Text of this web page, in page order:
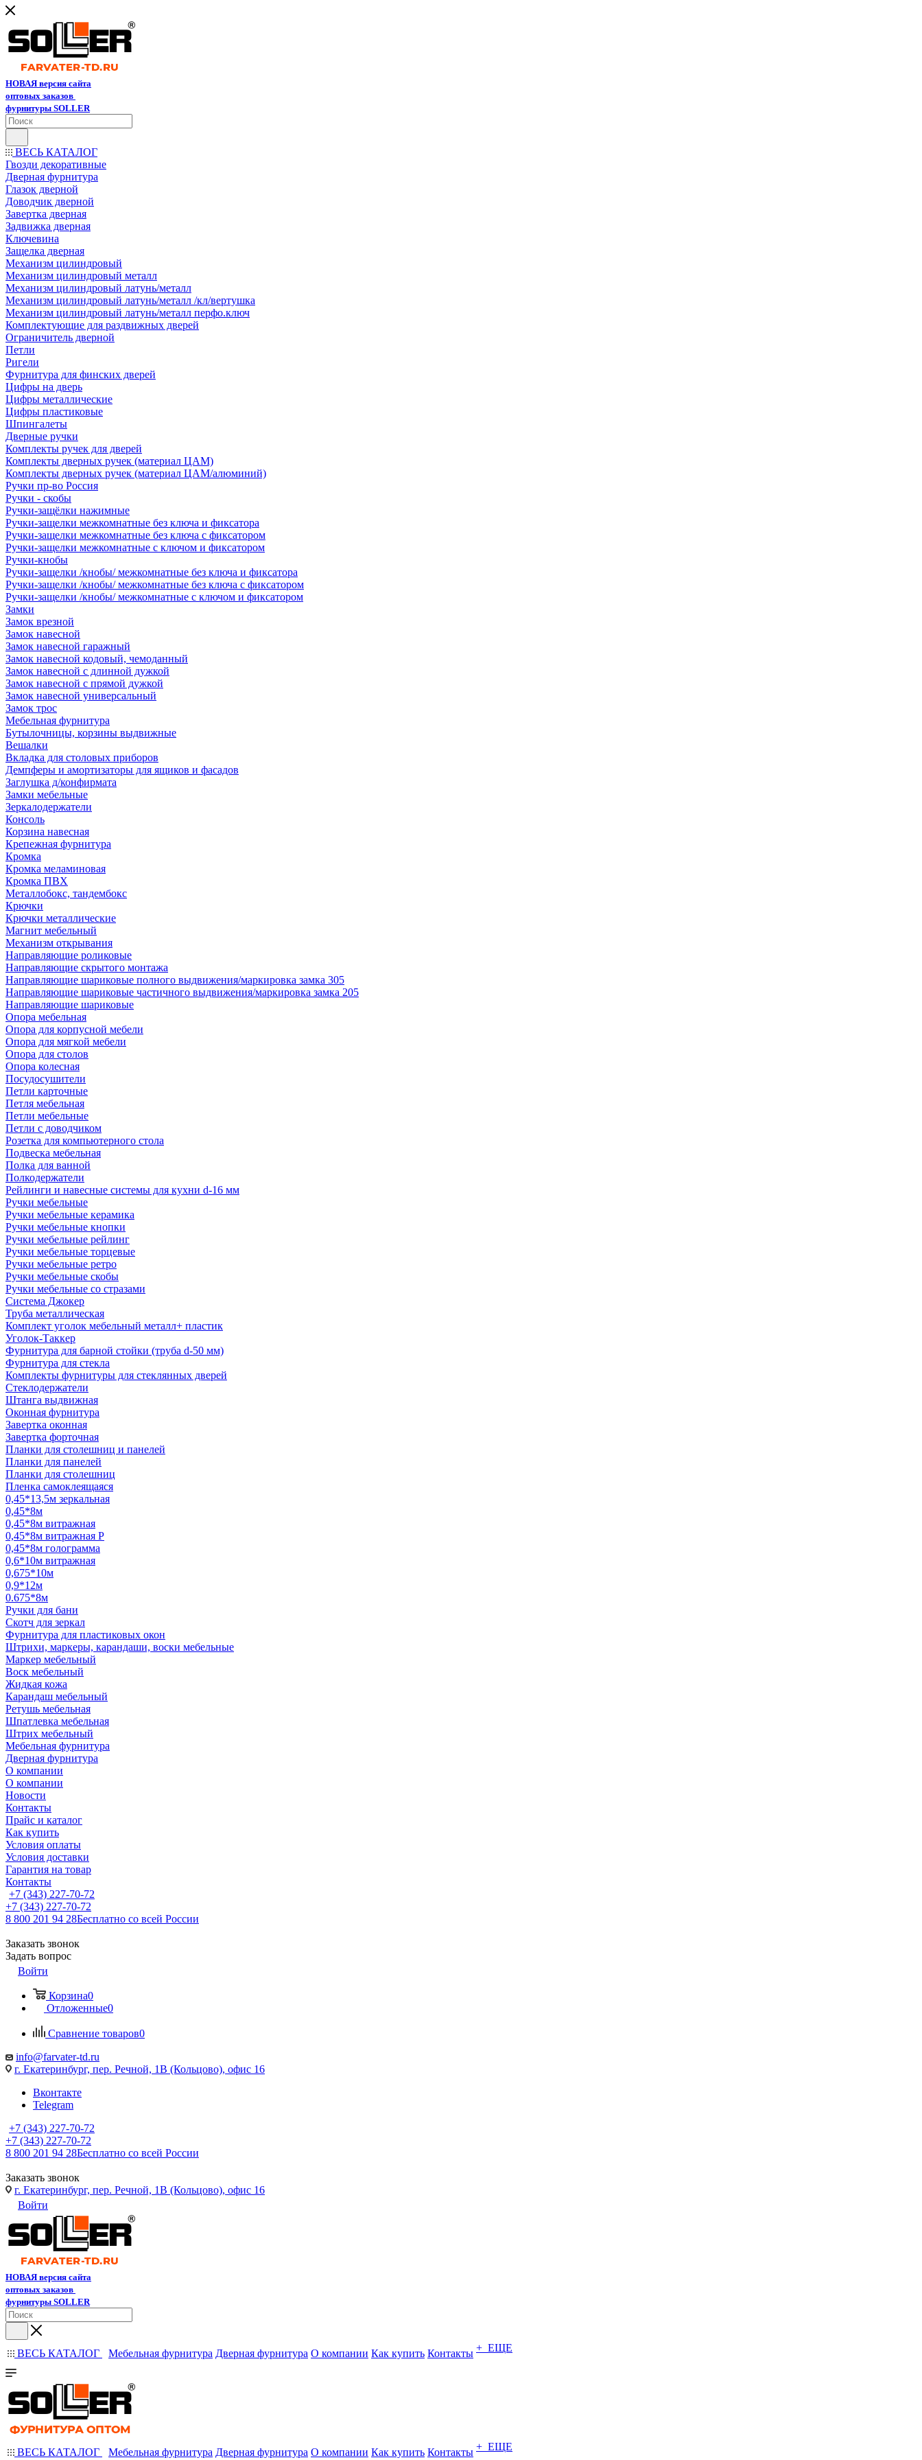
НОВАЯ версия сайта
оптовых заказов
фурнитуры SOLLER
ВЕСЬ КАТАЛОГ
Гвозди декоративные
Дверная фурнитура
Глазок дверной
Доводчик дверной
Завертка дверная
Задвижка дверная
Ключевина
Защелка дверная
Механизм цилиндровый
Механизм цилиндровый металл
Механизм цилиндровый латунь/металл
Механизм цилиндровый латунь/металл /кл/вертушка
Механизм цилиндровый латунь/металл перфо.ключ
Комплектующие для раздвижных дверей
Ограничитель дверной
Петли
Ригели
Фурнитура для финских дверей
Цифры на дверь
Цифры металлические
Цифры пластиковые
Шпингалеты
Дверные ручки
Комплекты ручек для дверей
Комплекты дверных ручек (материал ЦАМ)
Комплекты дверных ручек (материал ЦАМ/алюминий)
Ручки пр-во Россия
Ручки - скобы
Ручки-защёлки нажимные
Ручки-защелки межкомнатные без ключа и фиксатора
Ручки-защелки межкомнатные без ключа с фиксатором
Ручки-защелки межкомнатные с ключом и фиксатором
Ручки-кнобы
Ручки-защелки /кнобы/ межкомнатные без ключа и фиксатора
Ручки-защелки /кнобы/ межкомнатные без ключа с фиксатором
Ручки-защелки /кнобы/ межкомнатные с ключом и фиксатором
Замки
Замок врезной
Замок навесной
Замок навесной гаражный
Замок навесной кодовый, чемоданный
Замок навесной с длинной дужкой
Замок навесной с прямой дужкой
Замок навесной универсальный
Замок трос
Мебельная фурнитура
Бутылочницы, корзины выдвижные
Вешалки
Вкладка для столовых приборов
Демпферы и амортизаторы для ящиков и фасадов
Заглушка д/конфирмата
Замки мебельные
Зеркалодержатели
Консоль
Корзина навесная
Крепежная фурнитура
Кромка
Кромка меламиновая
Кромка ПВХ
Металлобокс, тандембокс
Крючки
Крючки металлические
Магнит мебельный
Механизм открывания
Направляющие роликовые
Направляющие скрытого монтажа
Направляющие шариковые полного выдвижения/маркировка замка 305
Направляющие шариковые частичного выдвижения/маркировка замка 205
Направляющие шариковые
Опора мебельная
Опора для корпусной мебели
Опора для мягкой мебели
Опора для столов
Опора колесная
Посудосушители
Петли карточные
Петля мебельная
Петли мебельные
Петли с доводчиком
Розетка для компьютерного стола
Подвеска мебельная
Полка для ванной
Полкодержатели
Рейлинги и навесные системы для кухни d-16 мм
Ручки мебельные
Ручки мебельные керамика
Ручки мебельные кнопки
Ручки мебельные рейлинг
Ручки мебельные торцевые
Ручки мебельные ретро
Ручки мебельные скобы
Ручки мебельные со стразами
Система Джокер
Труба металлическая
Комплект уголок мебельный металл+ пластик
Уголок-Таккер
Фурнитура для барной стойки (труба d-50 мм)
Фурнитура для стекла
Комплекты фурнитуры для стеклянных дверей
Стеклодержатели
Штанга выдвижная
Оконная фурнитура
Завертка оконная
Завертка форточная
Планки для столешниц и панелей
Планки для панелей
Планки для столешниц
Пленка самоклеящаяся
0,45*13,5м зеркальная
0,45*8м
0,45*8м витражная
0,45*8м витражная Р
0,45*8м голограмма
0,6*10м витражная
0,675*10м
0,9*12м
0.675*8м
Ручки для бани
Скотч для зеркал
Фурнитура для пластиковых окон
Штрихи, маркеры, карандаши, воски мебельные
Маркер мебельный
Воск мебельный
Жидкая кожа
Карандаш мебельный
Ретушь мебельная
Шпатлевка мебельная
Штрих мебельный
Мебельная фурнитура
Дверная фурнитура
О компании
О компании
Новости
Контакты
Прайс и каталог
Как купить
Условия оплаты
Условия доставки
Гарантия на товар
Контакты
+7 (343) 227-70-72
+7 (343) 227-70-72
8 800 201 94 28Бесплатно со всей России
Заказать звонок
Задать вопрос
Войти
Корзина0
Отложенные0
Сравнение товаров0
info@farvater-td.ru
г. Екатеринбург, пер. Речной, 1В (Кольцово), офис 16
Вконтакте
Telegram
+7 (343) 227-70-72
+7 (343) 227-70-72
8 800 201 94 28Бесплатно со всей России
Заказать звонок
г. Екатеринбург, пер. Речной, 1В (Кольцово), офис 16
Войти
НОВАЯ версия сайта
оптовых заказов
фурнитуры SOLLER
ВЕСЬ КАТАЛОГ Мебельная фурнитура Дверная фурнитура О компании Как купить Контакты + ЕЩЕ
ВЕСЬ КАТАЛОГ Мебельная фурнитура Дверная фурнитура О компании Как купить Контакты + ЕЩЕ